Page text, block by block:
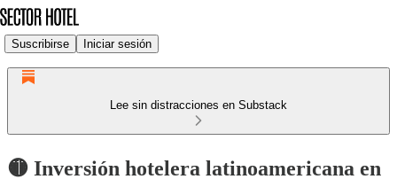
Suscribirse Iniciar sesión
Lee sin distracciones en Substack
🟡 Inversión hotelera latinoamericana en